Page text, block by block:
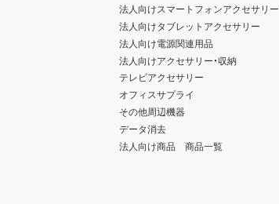
法人向けスマートフォンアクセサリー
法人向けタブレットアクセサリー
法人向け電源関連用品
法人向けアクセサリー・収納
テレビアクセサリー
オフィスサプライ
その他周辺機器
データ消去
法人向け商品 商品一覧